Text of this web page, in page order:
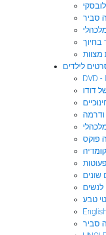
סביר
בחיוך
מצוות
לילדים
DVD -
דודו
פוקס
קומדיה
שונים
טבע
סביר